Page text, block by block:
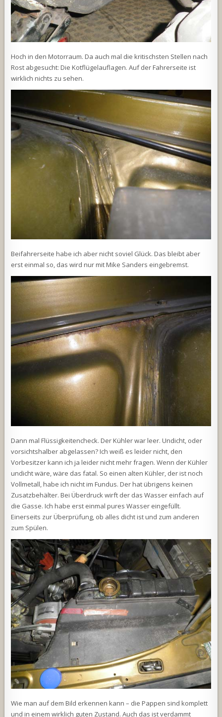
Hoch in den Motorraum. Da auch mal die kritischsten Stellen nach
Rost abgesucht: Die Kotflügelauflagen. Auf der Fahrerseite ist
wirklich nichts zu sehen.
Beifahrerseite habe ich aber nicht soviel Glück. Das bleibt aber
erst einmal so, das wird nur mit Mike Sanders eingebremst.
Dann mal Flüssigkeitencheck. Der Kühler war leer. Undicht, oder
vorsichtshalber abgelassen? Ich weiß es leider nicht, den
Vorbesitzer kann ich ja leider nicht mehr fragen. Wenn der Kühler
undicht wäre, wäre das fatal. So einen alten Kühler, der ist noch
Vollmetall, habe ich nicht im Fundus. Der hat übrigens keinen
Zusatzbehälter. Bei Überdruck wirft der das Wasser einfach auf
die Gasse. Ich habe erst einmal pures Wasser eingefüllt.
Einerseits zur Überprüfung, ob alles dicht ist und zum anderen
zum Spülen.
Wie man auf dem Bild erkennen kann – die Pappen sind komplett
und in einem wirklich guten Zustand. Auch das ist verdammt